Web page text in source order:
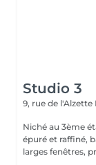
Studio 3
9, rue de l'Alzette
Niché au 3ème
épuré et raffiné,
larges fenêtres,